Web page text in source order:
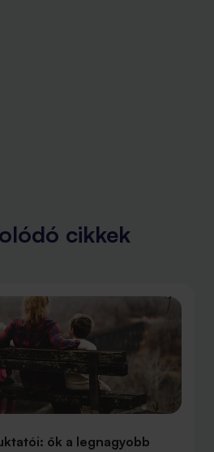
cikkek